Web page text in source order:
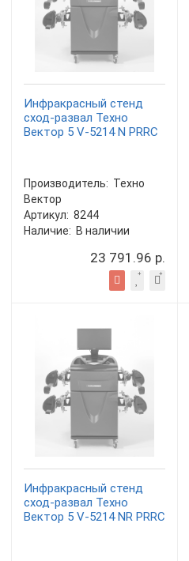
Инфракрасный стенд
сход-развал Техно
Вектор 5 V-5214 N PRRC
Производитель: Техно
Вектор
Артикул: 8244
Наличие: В наличии
23 791.96 р.
Инфракрасный стенд
сход-развал Техно
Вектор 5 V-5214 NR PRRC